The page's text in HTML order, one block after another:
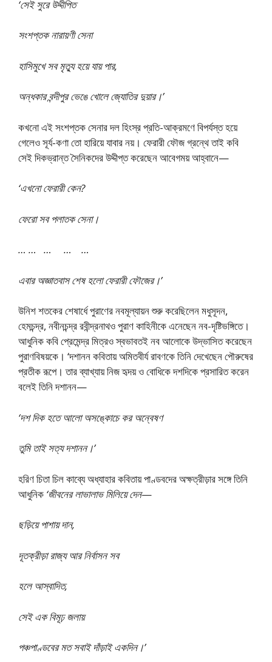
‘সেই সুরে উদ্দীপিত
সংশপ্তক নারায়ণী সেনা
হাসিমুখে সব মৃত্যু হয়ে যায় পার,
অন্ধকার বন্দীপুর ভেঙে খােলে জ্যোতির দুয়ার।’
কখনাে এই সংশপ্তক সেনার দল হিংস্র প্রতি-আক্রমণে বিপর্যস্ত হয়ে
গেলেও সূর্য-কণা তাে হারিয়ে যাবার নয়। ফেরারী ফৌজ গ্রন্থে তাই কবি
সেই দিকভ্রান্ত সৈনিকদের উদ্দীপ্ত করেছেন আবেগময় আহ্বানে—
‘এখনাে ফেরারী কেন?
ফেরাে সব পলাতক সেনা।
… … … … …
এবার অজ্ঞাতবাস শেষ হলাে ফেরারী ফৌজের।’
উনিশ শতকের শেষার্ধে পুরাণের নবমূল্যায়ন শুরু করেছিলেন মধুসূদন,
হেমচন্দ্র, নবীনচন্দ্র রবীন্দ্রনাথও পুরাণ কাহিনীকে এনেছেন নব-দৃষ্টিভঙ্গিতে।
আধুনিক কবি প্রেমেন্দ্র মিত্রও স্বভাবতই নব আলােকে উদ্ভাসিত করেছেন
পুরাণবিষয়কে। ‘দশানন কবিতায় অমিতবীর্য রাবণকে তিনি দেখেছেন পৌরুষের
প্রতীক রূপে। তার ব্যাখ্যায় নিজ হৃদয় ও বােধিকে দশদিকে প্রসারিত করেন
বলেই তিনি দশানন—
‘দশ দিক হতে আলাে অসঙ্কোচে কর অন্বেষণ
তুমি তাই সত্য দশানন।’
হরিণ চিতা চিল কাব্যে অধ্যাহার কবিতায় পাণ্ডবদের অক্ষত্রীড়ার সঙ্গে তিনি
আধুনিক ‘জীবনের লাভালাভ মিলিয়ে দেন—
ছড়িয়ে পাশায় দান,
দূতক্রীড়া রাজ্য আর নির্বাসন সব
হলে আস্বাদিত,
সেই এক বিমূঢ় জলায়
পঞ্চপাণ্ডবের মত সবাই দাঁড়াই একদিন।’